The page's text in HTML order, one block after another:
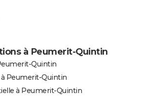
à Peumerit-Quintin
Quintin
Peumerit-Quintin
à Peumerit-Quintin